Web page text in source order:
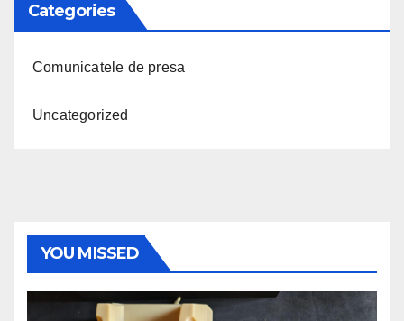
Categories
Comunicatele de presa
Uncategorized
YOU MISSED